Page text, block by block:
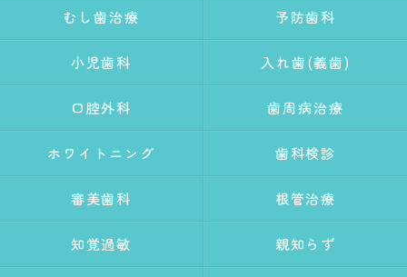
むし歯治療 予防歯科
小児歯科 入れ歯(義歯)
口腔外科 歯周病治療
ホワイトニング 歯科検診
審美歯科 根管治療
知覚過敏 親知らず